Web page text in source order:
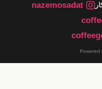
nazemosadat